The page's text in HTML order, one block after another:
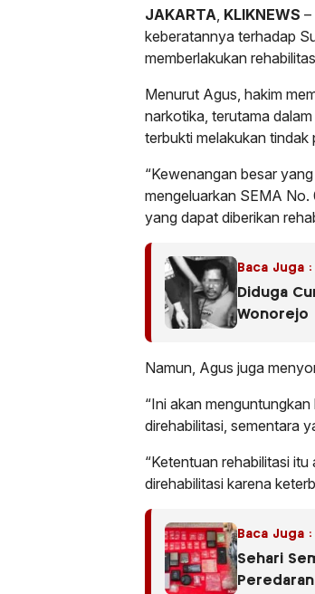
JAKARTA KLIKNEWS
keberatannya terhadap
memberlakukan
Menurut Agus, hakim
narkotika, terutama
terbukti melakukan tindak
“Kewenangan besar
mengeluarkan SEMA
yang dapat diberikan
Baca Juga :
Diduga
Wonorejo
Namun, Agus juga
“Ini akan
direhabilitasi, sementara
“Ketentuan rehabilitasi
direhabilitasi karena
Baca Juga :
Sehari